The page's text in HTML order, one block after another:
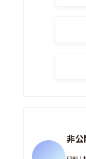
非公